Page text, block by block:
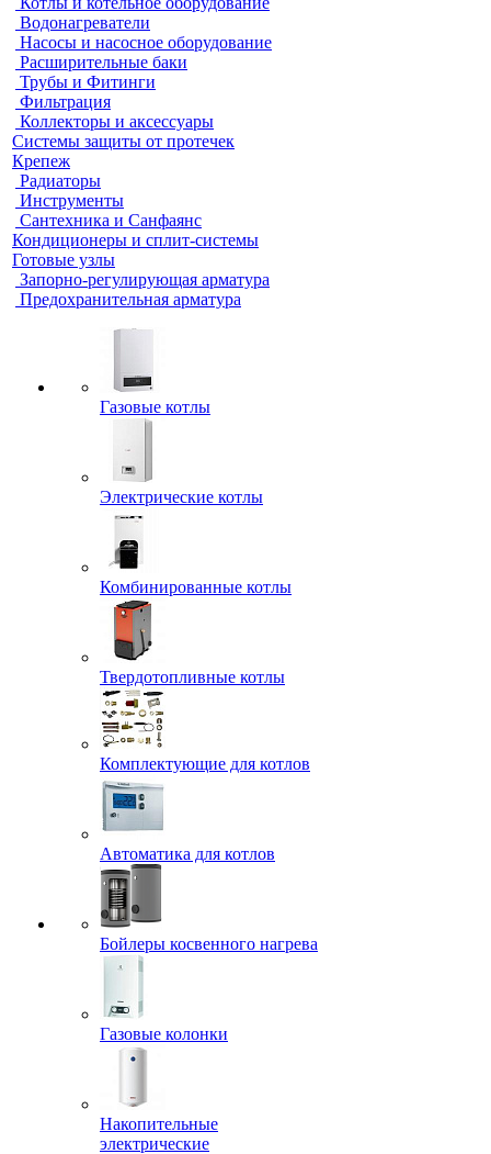
Водонагреватели
Насосы и насосное оборудование
Расширительные баки
Трубы и Фитинги
Фильтрация
Коллекторы и аксессуары
Системы защиты от протечек
Крепеж
Радиаторы
Инструменты
Сантехника и Санфаянс
Кондиционеры и сплит-системы
Готовые узлы
Запорно-регулирующая арматура
Предохранительная арматура
Газовые котлы
Электрические котлы
Комбинированные котлы
Твердотопливные котлы
Комплектующие для котлов
Автоматика для котлов
Бойлеры косвенного нагрева
Газовые колонки
Накопительные
электрические